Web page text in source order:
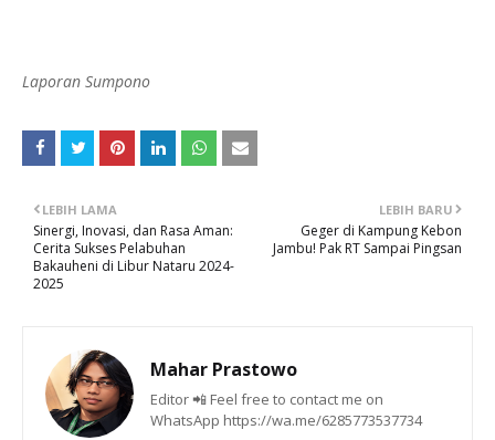
Laporan Sumpono
LEBIH BARU
Geger di Kampung Kebon
Jambu! Pak RT Sampai Pingsan
LEBIH LAMA
Sinergi, Inovasi, dan Rasa Aman:
Cerita Sukses Pelabuhan
Bakauheni di Libur Nataru 2024-
2025
Mahar Prastowo
Editor 📲 Feel free to contact me on
WhatsApp https://wa.me/6285773537734